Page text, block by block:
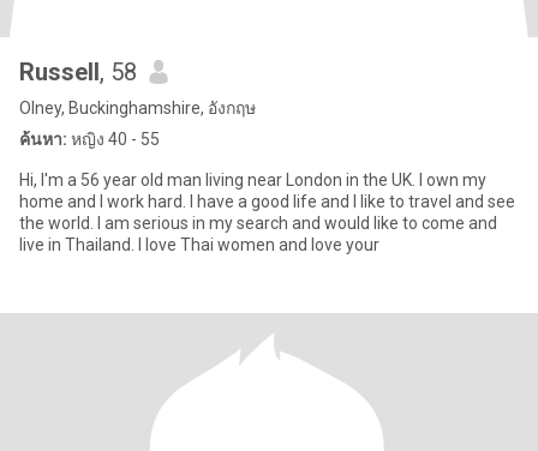
Russell, 58
Olney, Buckinghamshire, อังกฤษ
ค้นหา: หญิง 40 - 55
Hi, I'm a 56 year old man living near London in the UK. I own my
home and I work hard. I have a good life and I like to travel and see
the world. I am serious in my search and would like to come and
live in Thailand. I love Thai women and love your